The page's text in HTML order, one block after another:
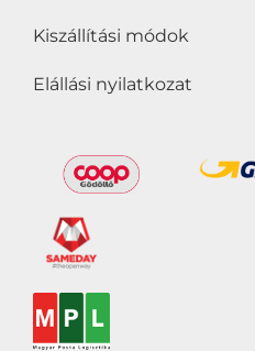
Kiszállítási módok
Elállási nyilatkozat